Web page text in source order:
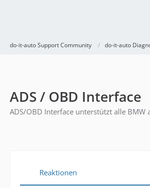
do-it-auto Support Community do-it-auto
ADS / OBD Interface
ADS/OBD Interface unterstützt alle BMW
Reaktionen